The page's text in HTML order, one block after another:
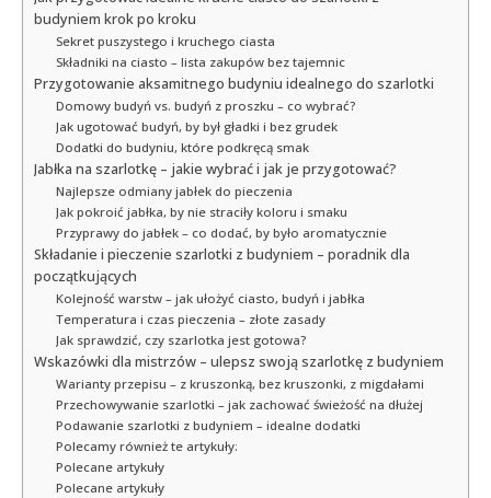
budyniem krok po kroku
Sekret puszystego i kruchego ciasta
Składniki na ciasto – lista zakupów bez tajemnic
Przygotowanie aksamitnego budyniu idealnego do szarlotki
Domowy budyń vs. budyń z proszku – co wybrać?
Jak ugotować budyń, by był gładki i bez grudek
Dodatki do budyniu, które podkręcą smak
Jabłka na szarlotkę – jakie wybrać i jak je przygotować?
Najlepsze odmiany jabłek do pieczenia
Jak pokroić jabłka, by nie straciły koloru i smaku
Przyprawy do jabłek – co dodać, by było aromatycznie
Składanie i pieczenie szarlotki z budyniem – poradnik dla
początkujących
Kolejność warstw – jak ułożyć ciasto, budyń i jabłka
Temperatura i czas pieczenia – złote zasady
Jak sprawdzić, czy szarlotka jest gotowa?
Wskazówki dla mistrzów – ulepsz swoją szarlotkę z budyniem
Warianty przepisu – z kruszonką, bez kruszonki, z migdałami
Przechowywanie szarlotki – jak zachować świeżość na dłużej
Podawanie szarlotki z budyniem – idealne dodatki
Polecamy również te artykuły:
Polecane artykuły
Polecane artykuły